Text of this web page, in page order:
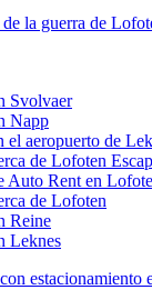
la guerra de
Svolvaer
Napp
el aeropuerto de
de Lofoten
Auto Rent en
de Lofoten
Reine
Leknes
estacionamiento